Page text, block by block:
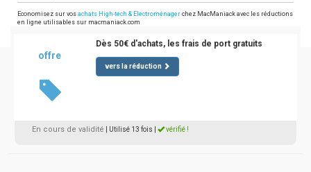
Economisez sur vos achats High-tech & Electroménager chez MacManiack avec les réductions
en ligne utilisables sur macmaniack.com
offre
Dès 50€ d'achats, les frais de port gratuits
vers la réduction
En cours de validité | Utilisé 13 fois vérifié !